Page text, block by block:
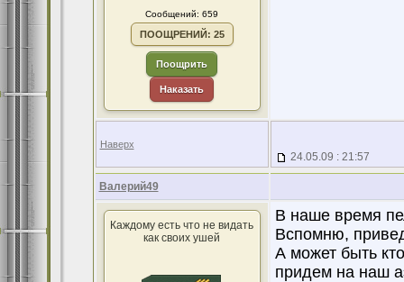
Сообщений: 659
ПООЩРЕНИЙ: 25
Поощрить
Наказать
Наверх
24.05.09 : 21:57
Валерий49
Каждому есть что не видать
как своих ушей
В наше время
Вспомню,
А может быть
придем на наш